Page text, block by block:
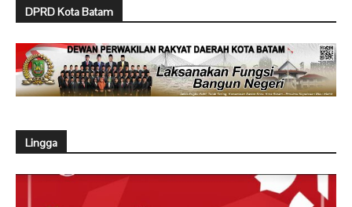
DPRD Kota Batam
Lingga